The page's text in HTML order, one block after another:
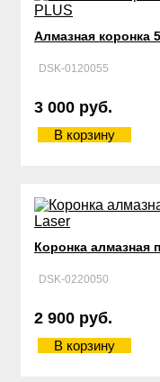
Алмазная коронка
DSK-0120055
3 000 руб.
В корзину
Коронка алмазная
DSK-0220050
2 900 руб.
В корзину